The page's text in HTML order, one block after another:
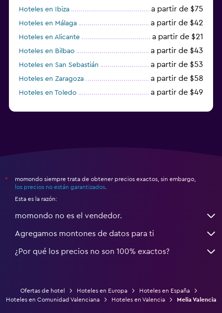
Hoteles en Ibiza a partir de $75
Hoteles en Málaga a partir de $42
Hoteles en Alicante a partir de $21
Hoteles en Bilbao a partir de $43
Hoteles en San Sebastián a partir de $53
Hoteles en Zaragoza a partir de $58
Hoteles en Toledo a partir de $49
*
momondo siempre trata de obtener precios exactos, sin embargo,
los precios no están garantizados
Esta es la razón:
momondo no es el vendedor.
Agregamos montones de datos para ti
¿Por qué los precios no son 100% exactos?
Ofertas de hotel Hoteles en Europa
Hoteles en España
Hoteles en Comunidad Valenciana
Hoteles en Valencia Melia Valencia